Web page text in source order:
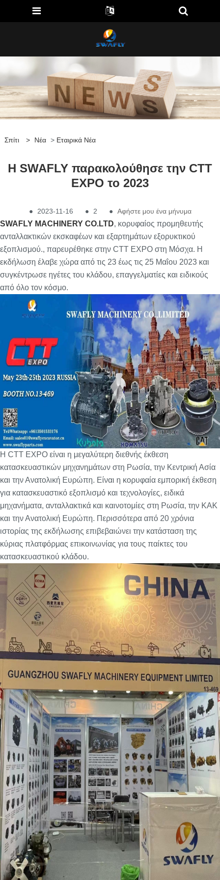
Σπίτι > Νέα > Εταιρικά Νέα
Η SWAFLY παρακολούθησε την CTT
EXPO το 2023
● 2023-11-16 ● 2 ● Αφήστε μου ένα μήνυμα
SWAFLY MACHINERY CO.LTD, κορυφαίος προμηθευτής
ανταλλακτικών εκσκαφέων και εξαρτημάτων εξορυκτικού
εξοπλισμού., παρευρέθηκε στην CTT EXPO στη Μόσχα. Η
εκδήλωση έλαβε χώρα από τις 23 έως τις 25 Μαΐου 2023 και
συγκέντρωσε ηγέτες του κλάδου, επαγγελματίες και ειδικούς
από όλο τον κόσμο.
Η CTT EXPO είναι η μεγαλύτερη διεθνής έκθεση
κατασκευαστικών μηχανημάτων στη Ρωσία, την Κεντρική Ασία
και την Ανατολική Ευρώπη. Είναι η κορυφαία εμπορική έκθεση
για κατασκευαστικό εξοπλισμό και τεχνολογίες, ειδικά
μηχανήματα, ανταλλακτικά και καινοτομίες στη Ρωσία, την ΚΑΚ
και την Ανατολική Ευρώπη. Περισσότερα από 20 χρόνια
ιστορίας της εκδήλωσης επιβεβαιώνει την κατάσταση της
κύριας πλατφόρμας επικοινωνίας για τους παίκτες του
κατασκευαστικού κλάδου.